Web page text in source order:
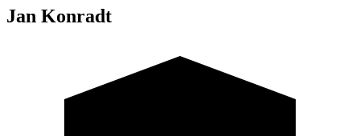
Jan Konradt